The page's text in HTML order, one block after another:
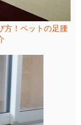
方！ペットの足腰